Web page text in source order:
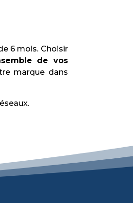
6 mois. Choisir
de vos
marque dans